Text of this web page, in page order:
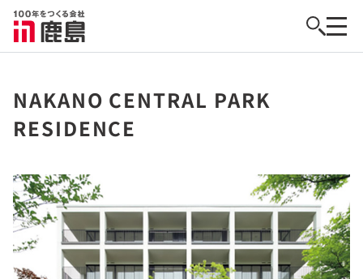
NAKANO CENTRAL PARK
RESIDENCE